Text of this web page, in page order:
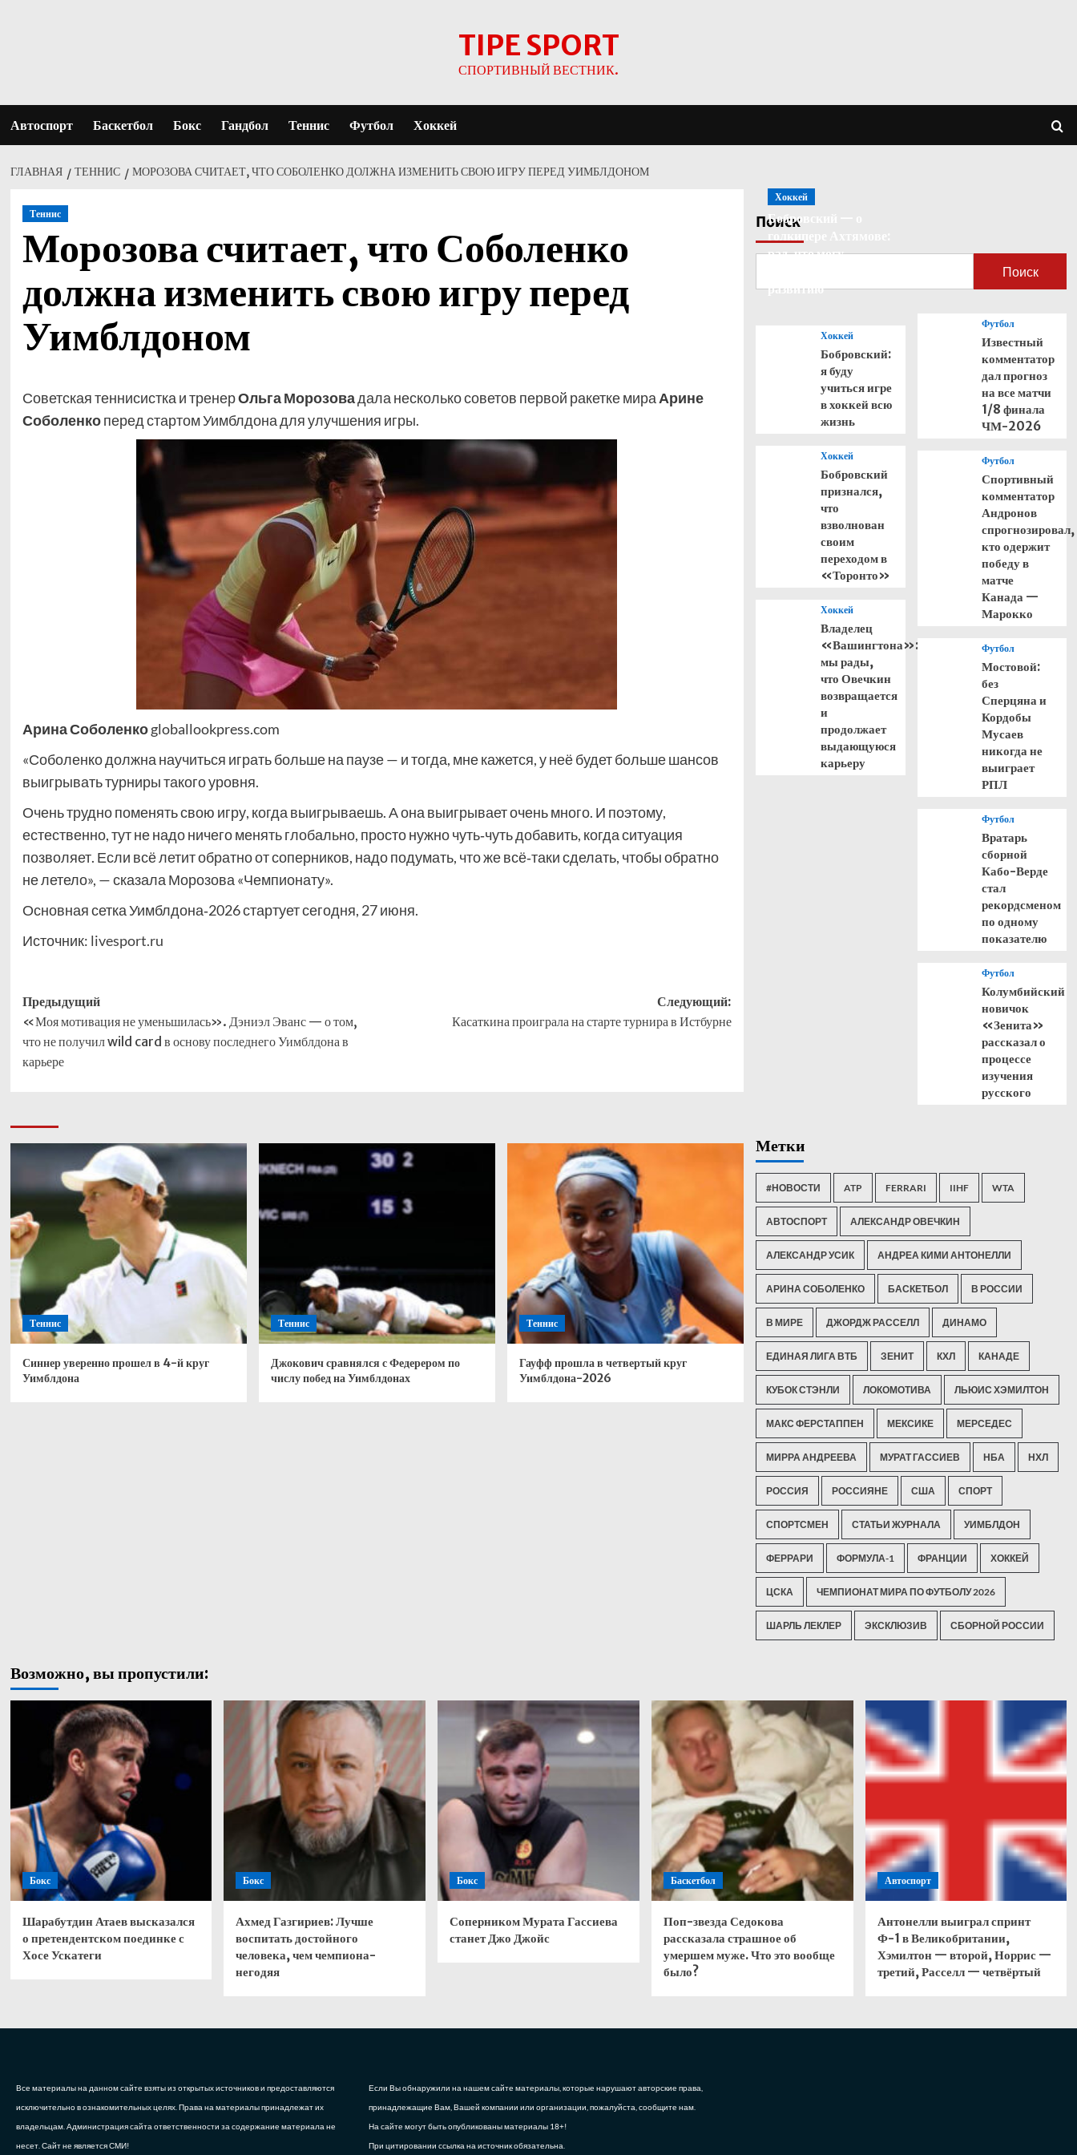
TIPE SPORT
СПОРТИВНЫЙ ВЕСТНИК.
Автоспорт Баскетбол Бокс Гандбол Теннис Футбол Хоккей
ГЛАВНАЯ ТЕННИС МОРОЗОВА СЧИТАЕТ, ЧТО СОБОЛЕНКО ДОЛЖНА ИЗМЕНИТЬ СВОЮ ИГРУ ПЕРЕД УИМБЛДОНОМ
Теннис
Морозова считает, что Соболенко
должна изменить свою игру перед
Уимблдоном
Советская теннисистка и тренерОльга Морозовадала несколько советов первой ракетке мира Арине
Соболенкоперед стартом Уимблдона для улучшения игры.
Арина Соболенкоgloballookpress.com
«Соболенко должна научиться играть больше на паузе — и тогда, мне кажется, у неё будет больше шансов
выигрывать турниры такого уровня.
Очень трудно поменять свою игру, когда выигрываешь. А она выигрывает очень много. И поэтому,
естественно, тут не надо ничего менять глобально, просто нужно чуть‑чуть добавить, когда ситуация
позволяет. Если всё летит обратно от соперников, надо подумать, что же всё‑таки сделать, чтобы обратно
не летело», — сказала Морозова «Чемпионату».
Основная сетка Уимблдона‑2026 стартует сегодня, 27 июня.
Источник: livesport.ru
Навигация
записи
Предыдущий
«Моя мотивация не уменьшилась». Дэниэл Эванс — о том,
что не получил wild card в основу последнего Уимблдона в
карьере
Следующий:
Касаткина проиграла на старте турнира в Истбурне
Теннис
Синнер уверенно прошел в 4-й круг
Уимблдона
Теннис
Джокович сравнялся с Федерером по
числу побед на Уимблдонах
Теннис
Гауфф прошла в четвертый круг
Уимблдона-2026
Поиск
Поиск
Хоккей
Бобровский — о
рад, что могу
развитию
Хоккей
Бобровский:
я буду
учиться игре
в хоккей всю
жизнь
Хоккей
Бобровский
признался,
что
взволнован
своим
переходом в
«Торонто»
Хоккей
Владелец
«Вашингтона»:
мы рады,
что Овечкин
возвращается
и
продолжает
выдающуюся
карьеру
Футбол
Известный
комментатор
дал прогноз
на все матчи
1/8 финала
ЧМ-2026
Футбол
Спортивный
комментатор
Андронов
спрогнозировал,
кто одержит
победу в
матче
Канада —
Марокко
Футбол
Мостовой:
без
Сперцяна и
Кордобы
Мусаев
никогда не
выиграет
РПЛ
Футбол
Вратарь
сборной
Кабо-Верде
стал
рекордсменом
по одному
показателю
Футбол
Колумбийский
новичок
«Зенита»
рассказал о
процессе
изучения
русского
Метки
#НОВОСТИ ATP FERRARI IIHF WTA
АВТОСПОРТ АЛЕКСАНДР ОВЕЧКИН
АЛЕКСАНДР УСИК АНДРЕА КИМИ АНТОНЕЛЛИ
АРИНА СОБОЛЕНКО БАСКЕТБОЛ В РОССИИ
В МИРЕ ДЖОРДЖ РАССЕЛЛ ДИНАМО
ЕДИНАЯ ЛИГА ВТБ ЗЕНИТ КХЛ КАНАДЕ
КУБОК СТЭНЛИ ЛОКОМОТИВА ЛЬЮИС ХЭМИЛТОН
МАКС ФЕРСТАППЕН МЕКСИКЕ МЕРСЕДЕС
МИРРА АНДРЕЕВА МУРАТ ГАССИЕВ НБА НХЛ
РОССИЯ РОССИЯНЕ США СПОРТ
СПОРТСМЕН СТАТЬИ ЖУРНАЛА УИМБЛДОН
ФЕРРАРИ ФОРМУЛА-1 ФРАНЦИИ ХОККЕЙ
ЦСКА ЧЕМПИОНАТ МИРА ПО ФУТБОЛУ 2026
ШАРЛЬ ЛЕКЛЕР ЭКСКЛЮЗИВ СБОРНОЙ РОССИИ
Возможно, вы пропустили:
Бокс
Шарабутдин Атаев высказался
о претендентском поединке с
Хосе Ускатеги
Бокс
Ахмед Газгириев: Лучше
воспитать достойного
человека, чем чемпиона-
негодяя
Бокс
Соперником Мурата Гассиева
станет Джо Джойс
Баскетбол
Поп-звезда Седокова
рассказала страшное об
умершем муже. Что это вообще
было?
Автоспорт
Антонелли выиграл спринт
Ф-1 в Великобритании,
Хэмилтон — второй, Норрис —
третий, Расселл — четвёртый
Все материалы на данном сайте взяты из открытых источников и предоставляются
исключительно в ознакомительных целях. Права на материалы принадлежат их
владельцам. Администрация сайта ответственности за содержание материала не
несет. Сайт не является СМИ!
Если Вы обнаружили на нашем сайте материалы, которые нарушают авторские права,
принадлежащие Вам, Вашей компании или организации, пожалуйста, сообщите нам.
На сайте могут быть опубликованы материалы 18+!
При цитировании ссылка на источник обязательна.